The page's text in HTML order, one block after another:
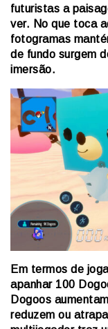
futuristas a
ver. No que toca
fotogramas
de fundo surgem
imersão.
Em termos de
apanhar 100
Dogoos
reduzem ou